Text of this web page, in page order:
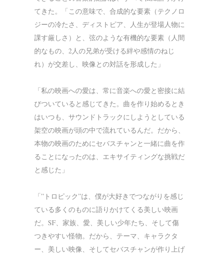
てきた。「この意味で、合成的な要素（テクノロ
ジーの冷たさ、ディストピア、人生が登場人物に
課す厳しさ）と、弦のような有機的な要素（人間
的なもの、2人の兄弟が受ける絆や感情のねじ
れ）が交差し、映像との対話を形成した」
「私の映画への愛は、常に音楽への愛と密接に結
びついていると感じてきた。曲を作り始めるとき
はいつも、サウンドトラックにしようとしている
架空の映画が頭の中で流れているんだ。だから、
本物の映画のためにセバスチャンと一緒に曲を作
ることになったのは、エキサイティングな挑戦だ
と感じた」
「”トロピック”は、僕が大好きでつながりを感じ
ている多くのものに語りかけてくる美しい映画
だ。SF、家族、愛、美しい少年たち、そして傷
つきやすい怪物。だから、テーマ、キャラクタ
ー、美しい映像、そしてセバスチャンが作り上げ